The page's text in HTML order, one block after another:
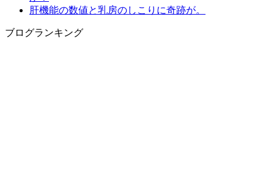
肝機能の数値と乳房のしこりに奇跡が。
ブログランキング